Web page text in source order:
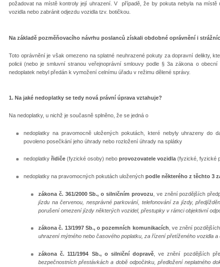
požadovat na místě kontroly její uhrazení. V případě, že by pokuta nebyla na místě
vozidla nebo zabránit odjezdu vozidla tzv. botičkou.
Na základě pozměňovacího návrhu poslanců získali obdobné oprávnění i
Toto oprávnění je však omezeno na splatné neuhrazené pokuty za dopravní delikty,
policii (nebo je smluvní stranou veřejnoprávní smlouvy podle § 3a zákona o
nedoplatek nebyl předán k vymožení celnímu úřadu v režimu dělené správy.
1. Na jaké nedoplatky se tedy nová právní úprava vztahuje?
Na nedoplatky, u nichž je současně splněno, že se jedná o
nedoplatky na pravomocně uložených pokutách, které nebyly uhrazeny do
povoleno posečkání jeho úhrady nebo rozložení úhrady na splátky
nedoplatky řidiče (fyzické osoby) nebo provozovatele vozidla (fyzické, fyzické
nedoplatky na pravomocných pokutách uložených podle některého z těchto 3
zákona č. 361/2000 Sb., o silničním provozu , ve znění pozdějších
jízdu na červenou, nesprávné parkování, telefonování za jízdy,
porušení omezení jízdy některých vozidel, přestupky v rámci objektivní
zákona č. 13/1997 Sb., o pozemních komunikacích, ve znění
uhrazení mýtného nebo časového poplatku, za řízení přetíženého vozidla a
zákona č. 111/1994 Sb., o silniční dopravě , ve znění pozdějších
bezpečnostních přestávkách a době odpočinku, předložení neplatného